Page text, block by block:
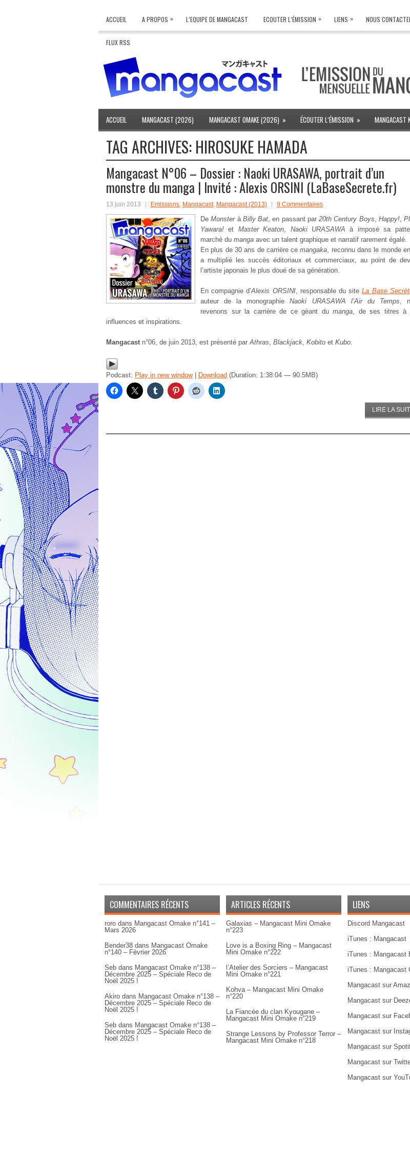
ACCUEIL A PROPOS » L’EQUIPE DE MANGACAST ECOUTER L’ÉMISSION » LIENS » NOUS
FLUX RSS
ACCUEIL MANGACAST (2026) MANGACAST OMAKE (2026) » ÉCOUTER L’ÉMISSION » MANGACAST
TAG ARCHIVES: HIROSUKE HAMADA
Mangacast N°06 – Dossier : Naoki URASAWA, portrait d’un
monstre du manga | Invité : Alexis ORSINI (LaBaseSecrete.fr)
13 juin 2013 Emissions, Mangacast, Mangacast (2013) 9 Commentaires
DeMonsterà Billy Bat, en passant par 20th Century Boys, Happy!,
Yawara! et Master Keaton, Naoki URASAWA à imposé sa
marché du manga avec un talent graphique et narratif rarement égalé.
En plus de 30 ans de carrière cemangaka, reconnu dans le monde
a multiplié les succès éditoriaux et commerciaux, au point de
l’artiste japonais le plus doué de sa génération.
En compagnie d’Alexis ORSINI, responsable du siteLa Base
auteur de la monographieNaoki URASAWA l’Air du Temps,
revenons sur la carrière de ce géant dumanga, de ses titres à
influences et inspirations.
Mangacast n°06, de juin 2013, est présenté parAthras, Blackjack, Kobito et Kubo.
Podcast: Play in new window| Download (Duration: 1:38:04 — 90.5MB)
LIRE LA
COMMENTAIRES RÉCENTS
roro dans Mangacast Omake n°141 –
Mars 2026
Bender38 dans Mangacast Omake
n°140 – Février 2026
Seb dans Mangacast Omake n°138 –
Décembre 2025 – Spéciale Reco de
Noël 2025 !
Akiro dans Mangacast Omake n°138 –
Décembre 2025 – Spéciale Reco de
Noël 2025 !
Seb dans Mangacast Omake n°138 –
Décembre 2025 – Spéciale Reco de
Noël 2025 !
ARTICLES RÉCENTS
Galaxias – Mangacast Mini Omake
n°223
Love is a Boxing Ring – Mangacast
Mini Omake n°222
l’Atelier des Sorciers – Mangacast
Mini Omake n°221
Kohva – Mangacast Mini Omake
n°220
La Fiancée du clan Kyougane –
Mangacast Mini Omake n°219
Strange Lessons by Professor Terror –
Mangacast Mini Omake n°218
LIENS
Discord Mangacast
iTunes : Mangacast
iTunes : Mangacast
iTunes : Mangacast
Mangacast sur
Mangacast sur
Mangacast sur
Mangacast sur
Mangacast sur
Mangacast sur
Mangacast sur